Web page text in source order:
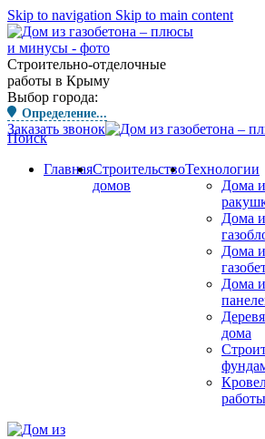
Skip to navigation Skip to main content
Строительно-отделочные
работы в Крыму
Выбор города:
Определение...
Заказать звонок
Поиск
ГлавнаяСтроительство
домов
Технологии
Дома
Дома
Дома
Дома
дома
работы